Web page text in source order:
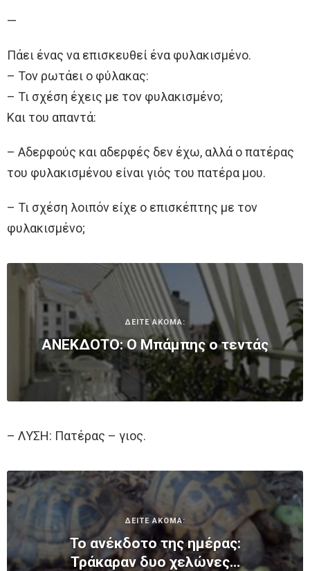
—
Πάει ένας να επισκευθεί ένα φυλακισμένο.
– Τον ρωτάει ο φύλακας:
– Τι σχέση έχεις με τον φυλακισμένο;
Και του απαντά:
– Αδερφούς και αδερφές δεν έχω, αλλά ο πατέρας
του φυλακισμένου είναι γιός του πατέρα μου.
– Τι σχέση λοιπόν είχε ο επισκέπτης με τον
φυλακισμένο;
ΔΕΙΤΕ ΑΚΟΜΑ:
ΑΝΕΚΔΟΤΟ: Ο Μπάμπης ο τεντάς
– ΛΥΣΗ: Πατέρας – γιος.
ΔΕΙΤΕ ΑΚΟΜΑ:
Το ανέκδοτο της ημέρας:
Τράκαραν δυο χελώνες…